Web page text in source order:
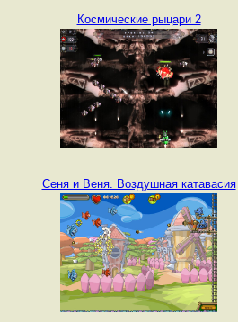
Космические рыцари 2
Сеня и Веня. Воздушная катавасия